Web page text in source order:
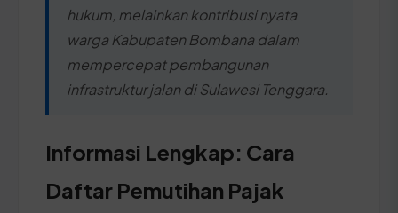
hukum, melainkan kontribusi nyata
warga Kabupaten Bombana dalam
mempercepat pembangunan
infrastruktur jalan di Sulawesi Tenggara.
Informasi Lengkap: Cara
Daftar Pemutihan Pajak